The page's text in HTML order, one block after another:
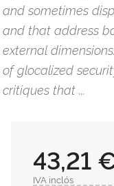
and sometimes
and that address
external
of glocalized
critiques that ...
43,21
IVA inclós